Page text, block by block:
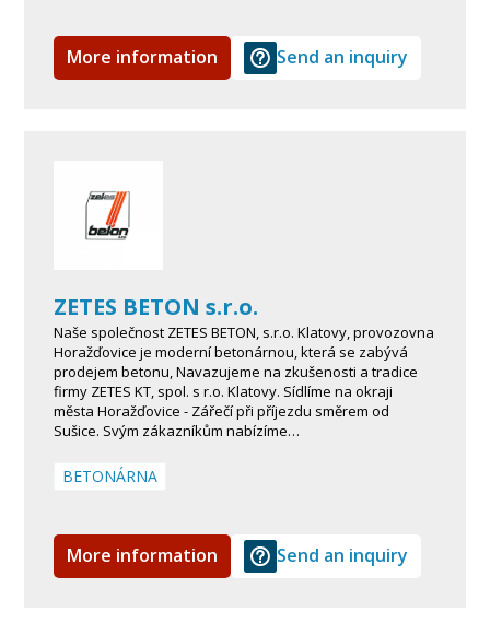
More information Send an inquiry
ZETES BETON s.r.o.
Naše společnost ZETES BETON, s.r.o. Klatovy, provozovna
Horažďovice je moderní betonárnou, která se zabývá
prodejem betonu, Navazujeme na zkušenosti a tradice
firmy ZETES KT, spol. s r.o. Klatovy. Sídlíme na okraji
města Horažďovice - Zářečí při příjezdu směrem od
Sušice. Svým zákazníkům nabízíme…
BETONÁRNA
More information Send an inquiry